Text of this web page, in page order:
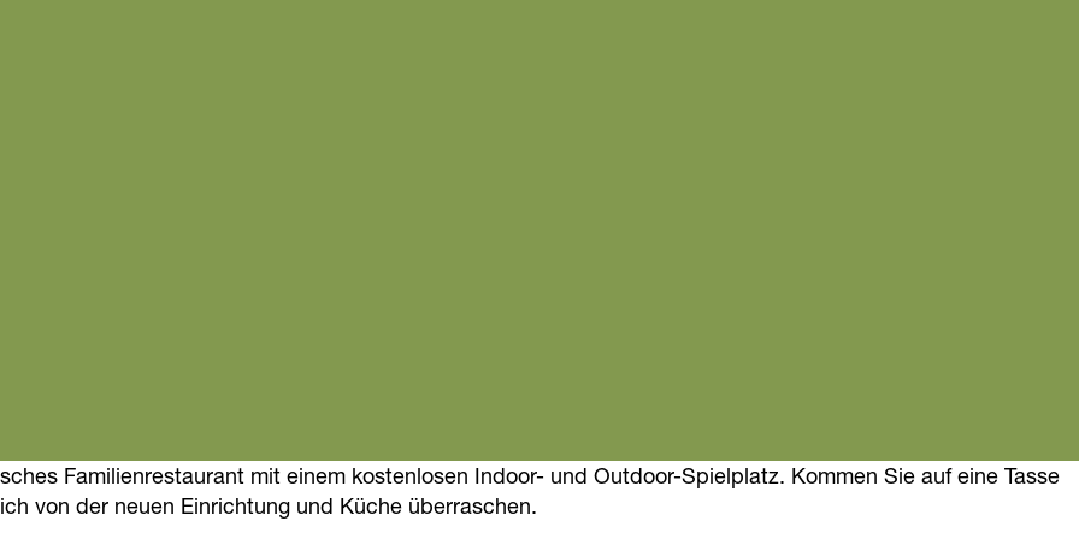
Familienrestaurant mit einem kostenlosen Indoor- und Outdoor-Spielplatz. Kommen Sie auf eine Tasse
von der neuen Einrichtung und Küche überraschen.